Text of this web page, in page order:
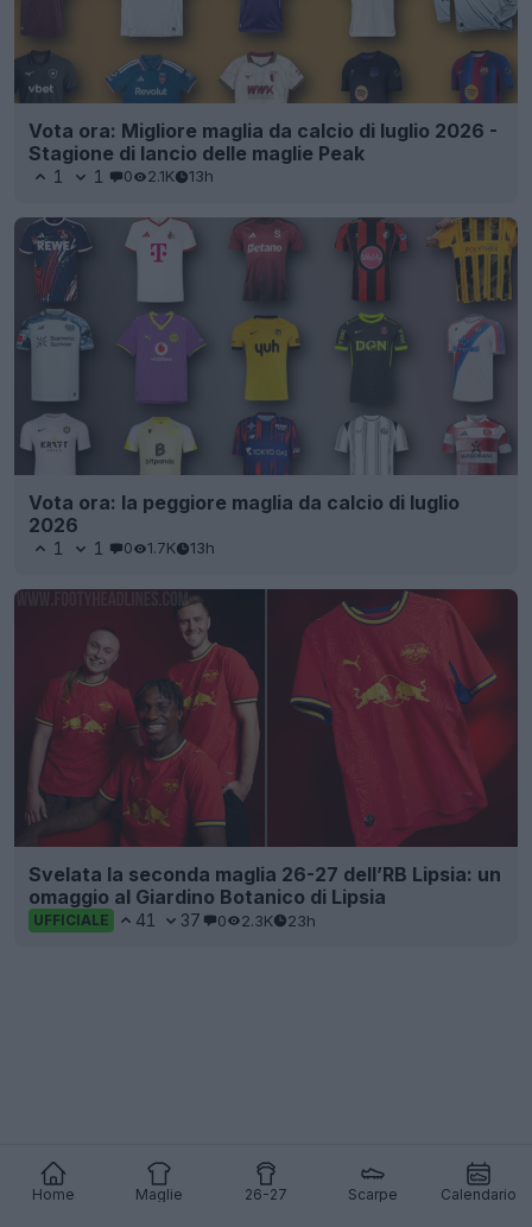
Home Maglie 26-27 Scarpe Calendario
Vota ora: Migliore maglia da calcio di luglio 2026 -
Stagione di lancio delle maglie Peak
1 1 0 2.1K 13h
Vota ora: la peggiore maglia da calcio di luglio
2026
1 1 0 1.7K 13h
Svelata la seconda maglia 26-27 dell’RB Lipsia: un
omaggio al Giardino Botanico di Lipsia
UFFICIALE 41 37 0 2.3K 23h